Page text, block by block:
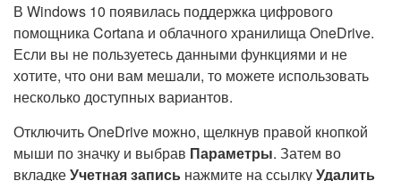
В Windows 10 появилась поддержка цифрового
помощника Cortana и облачного хранилища OneDrive.
Если вы не пользуетесь данными функциями и не
хотите, что они вам мешали, то можете использовать
несколько доступных вариантов.
Отключить OneDrive можно, щелкнув правой кнопкой
мыши по значку и выбрав Параметры. Затем во
вкладкеУчетная запись нажмите на ссылкуУдалить